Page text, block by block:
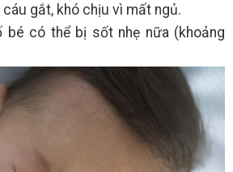
gắt, khó chịu vì mất ngủ.
bé có thể bị sốt nhẹ nữa (khoảng